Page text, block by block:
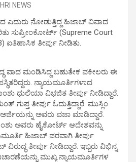
NEWS
ಎದುರು ನೋಡುತ್ತಿದ್ದ ಹಿಜಾಬ್ ವಿವಾದ
ಸುಪ್ರೀಂಕೋರ್ಟ್ (Supreme Court
ಐತಿಹಾಸಿಕ ತೀರ್ಪು ನೀಡಿತು.
ವಾದ ಮಂಡಿಸಿದ್ದ ಬಹುತೇಕ ವಕೀಲರು ಈ
ನ್ಯಾಯಮೂರ್ತಿಗಳಾದ
ಧುಲಿಯಾ ವಿಭಜಿತ ತೀರ್ಪು ನೀಡಿದ್ದಾರೆ.
ಗುಪ್ತ ತೀರ್ಪು ಓದುತ್ತಿದ್ದಾರೆ. ಮುಸ್ಲಿಂ
ಅವರು ವಜಾ ಮಾಡಿದ್ದಾರೆ.
ಅವರು ಹೈಕೋರ್ಟ್ ಆದೇಶವನ್ನು
ಹಿಜಾಬ್ ಪರವಾಗಿ ತೀರ್ಪು
ವಿರುದ್ಧ ತೀರ್ಪು ನೀಡಿದ್ದಾರೆ. ಇಬ್ಬರು ವಿಭಿನ್ನ
ಮುಖ್ಯ ನ್ಯಾಯಮೂರ್ತಿಗಳ